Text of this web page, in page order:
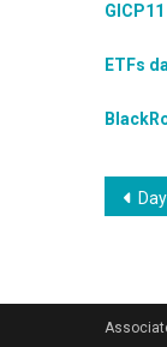
ETFs
Day